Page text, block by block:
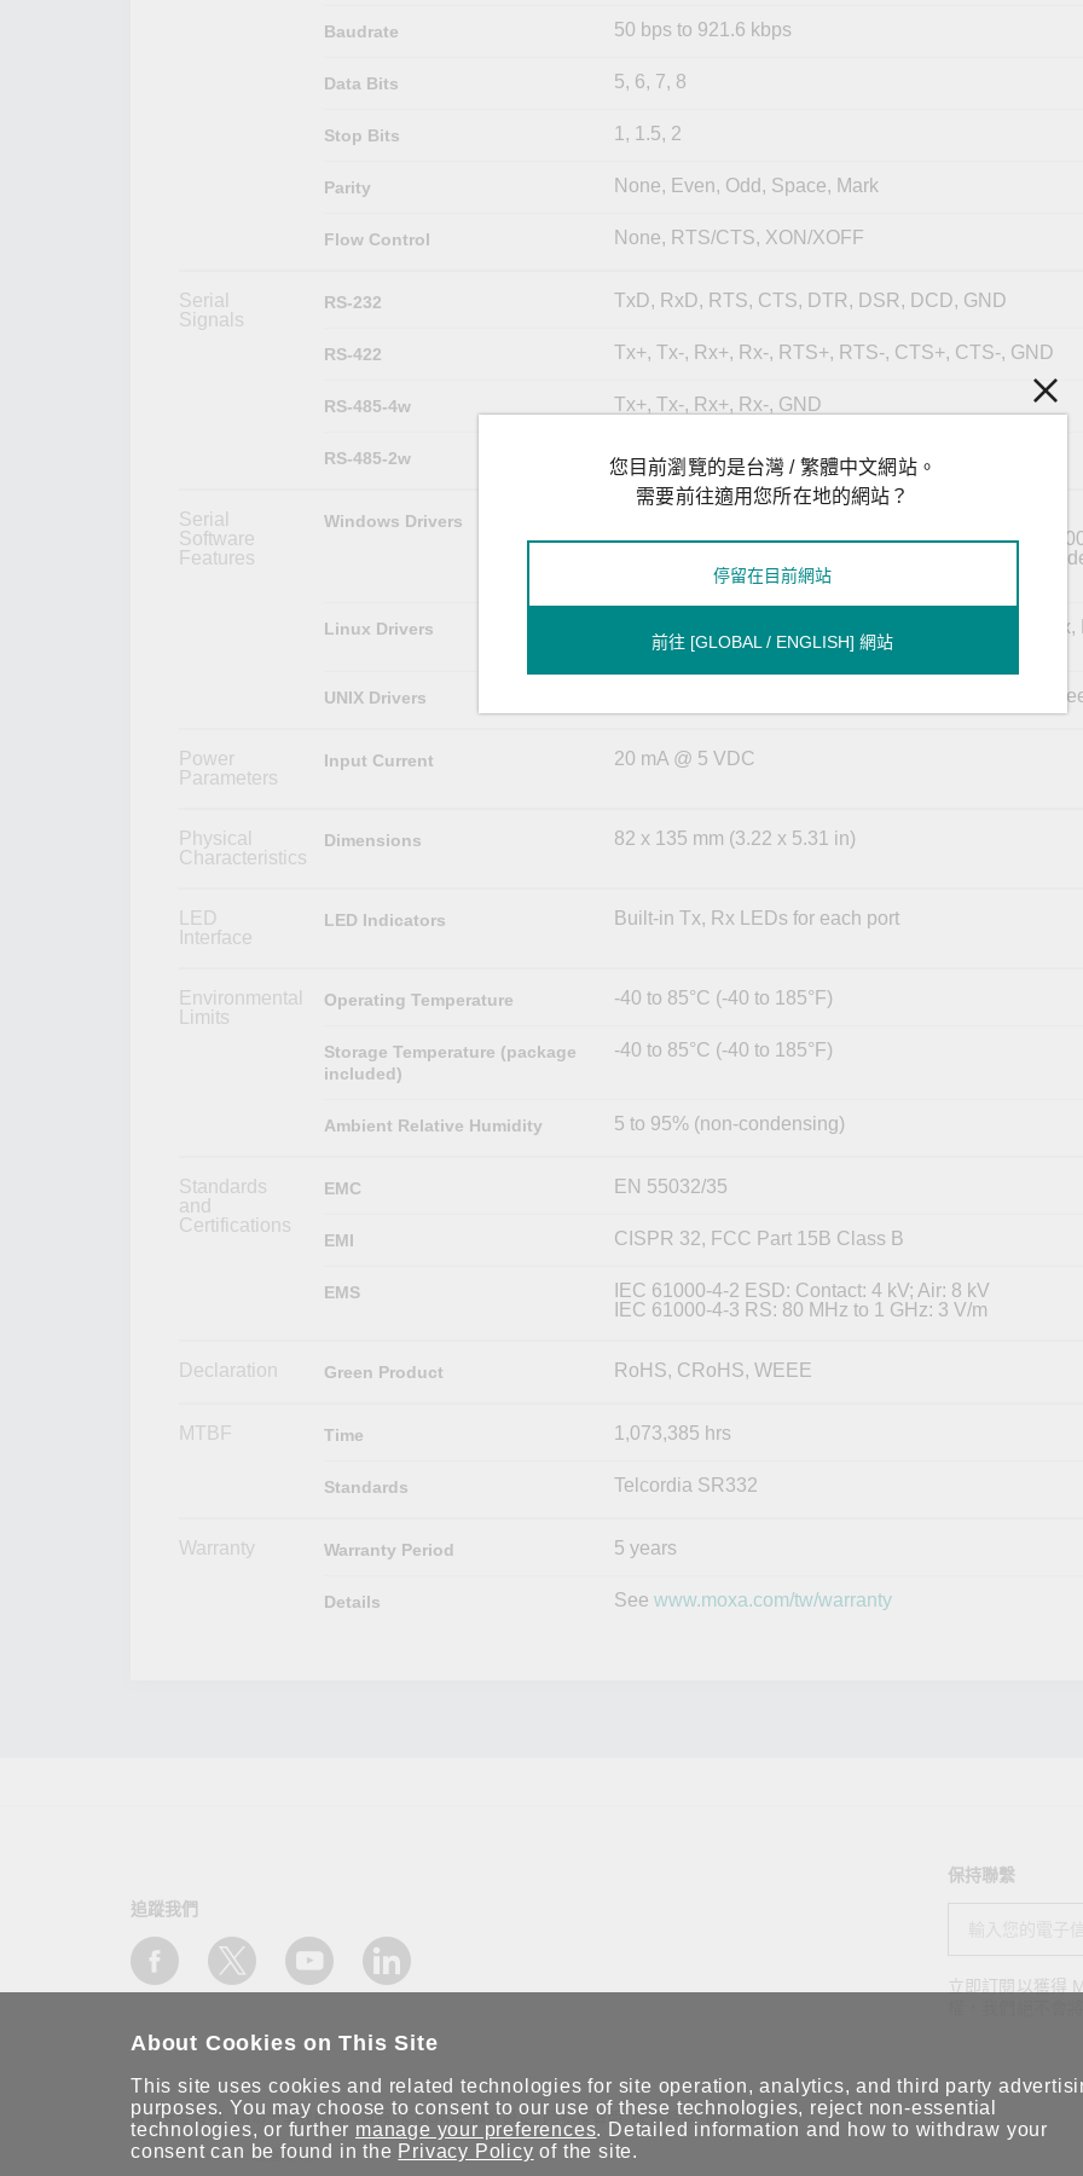
Baudrate 50 bps to 921.6 kbps
Data Bits 5, 6, 7, 8
Stop Bits 1, 1.5, 2
Parity None, Even, Odd, Space, Mark
Flow Control None, RTS/CTS, XON/XOFF
Serial
Signals
RS-232 TxD, RxD, RTS, CTS, DTR, DSR, DCD, GND
RS-422 Tx+, Tx-, Rx+, Rx-, RTS+, RTS-, CTS+, CTS-, GND
RS-485-4w Tx+, Tx-, Rx+, Rx-, GND
RS-485-2w Data+, Data-, GND
Serial
Software
Features
Windows Drivers
XP/2003/Vista/2008/7/8/8.1/10 (x86/x64), Windows
R2/2012/2012 R2/2016/2019 (x64), Windows
5.0/6.0, Windows XP Embedded
Linux Drivers
Linux kernel 2.4.x, Linux kernel 2.6.x, Linux kernel 3.x,
kernel 4.x, Linux kernel 5.x
UNIX Drivers QNX 6, SCO OpenServer, UnixWare 7, Solaris 10,
Power
Parameters
Input Current 20 mA @ 5 VDC
Physical
Characteristics
Dimensions 82 x 135 mm (3.22 x 5.31 in)
LED
Interface
LED Indicators Built-in Tx, Rx LEDs for each port
Environmental
Limits
Operating Temperature -40 to 85°C (-40 to 185°F)
Storage Temperature (package
included)
-40 to 85°C (-40 to 185°F)
Ambient Relative Humidity 5 to 95% (non-condensing)
Standards
and
Certifications
EMC EN 55032/35
EMI CISPR 32, FCC Part 15B Class B
EMS
IEC 61000-4-2 ESD: Contact: 4 kV; Air: 8 kV
IEC 61000-4-3 RS: 80 MHz to 1 GHz: 3 V/m
Declaration Green Product RoHS, CRoHS, WEEE
MTBF Time 1,073,385 hrs
Standards Telcordia SR332
Warranty Warranty Period 5 years
Details See www.moxa.com/tw/warranty
追蹤我們
保持聯繫
立即訂閱以獲得
資訊安全聲明 請勿分享我的個人資訊 COOKIE 偏好設定 隱私權聲明 使用條款 網站地圖
© 2026 Moxa Inc. 版權所有
您目前瀏覽的是台灣 / 繁體中文網站。
需要前往適用您所在地的網站？
停留在目前網站
前往 [GLOBAL / ENGLISH] 網站
About Cookies on This Site
This site uses cookies and related technologies for site operation, analytics, and third party
purposes. You may choose to consent to our use of these technologies, reject non-essential
technologies, or further manage your preferences. Detailed information and how to withdraw your
consent can be found in the Privacy Policy of the site.